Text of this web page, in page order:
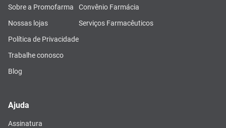
Sobre a Promofarma
Nossas lojas
Política de Privacidade
Trabalhe conosco
Blog
Convênio Farmácia
Serviços Farmacêuticos
Ajuda
Assinatura